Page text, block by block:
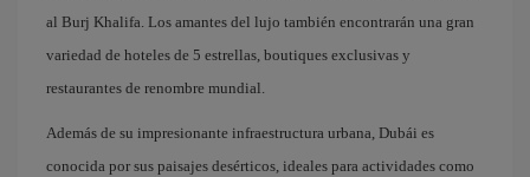
al Burj Khalifa. Los amantes del lujo también encontrarán una gran
variedad de hoteles de 5 estrellas, boutiques exclusivas y
restaurantes de renombre mundial.
Además de su impresionante infraestructura urbana, Dubái es
conocida por sus paisajes desérticos, ideales para actividades como